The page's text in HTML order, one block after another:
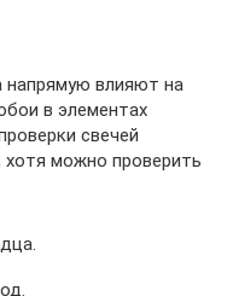
напрямую влияют на
в элементах
свечей
хотя можно проверить